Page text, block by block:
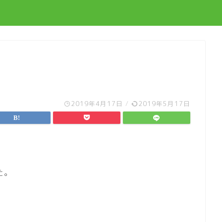
2019年4月17日 / 2019年5月17日